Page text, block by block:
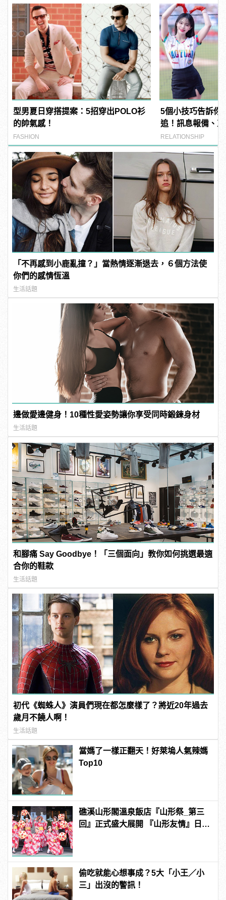
型男夏日穿搭提案：5招穿出POLO衫
的帥氣感！
FASHION
5個小技巧告訴你
追！訊息報備、
RELATIONSHIP
「不再感到小鹿亂撞？」當熱情逐漸退去，６個方法使
你們的感情恆溫
生活話題
邊做愛邊健身！10種性愛姿勢讓你享受同時鍛鍊身材
生活話題
和腳痛 Say Goodbye！「三個面向」教你如何挑選最適
合你的鞋款
生活話題
初代《蜘蛛人》演員們現在都怎麼樣了？將近20年過去
歲月不饒人啊！
生活話題
當媽了一樣正翻天！好萊塢人氣辣媽
Top10
礁溪山形閣溫泉飯店『山形祭_第三
回』正式盛大展開 『山形友情』日本
偷吃就能心想事成？5大「小王／小
三」出沒的警訊！